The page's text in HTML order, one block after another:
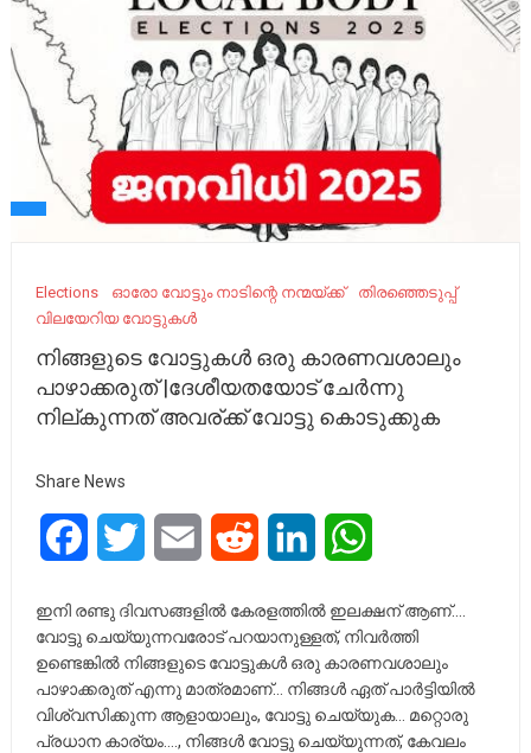
Elections ഓരോ വോട്ടും നാടിന്റെ നന്മയ്ക്ക്
തിരഞ്ഞെടുപ്പ്
വിലയേറിയ വോട്ടുകൾ
നിങ്ങളുടെ വോട്ടുകൾ ഒരു കാരണവശാലും
പാഴാക്കരുത് |ദേശീയതയോട് ചേർന്നു
നില്കുന്നത് അവര്ക്ക് വോട്ടു കൊടുക്കുക
Share News
FacebookTwitter Email Reddit LinkedIn
ഇനി രണ്ടു ദിവസങ്ങളിൽ കേരളത്തിൽ ഇലക്ഷന് ആണ്….
വോട്ടു ചെയ്യുന്നവരോട് പറയാനുള്ളത്, നിവർത്തി
ഉണ്ടെങ്കിൽ നിങ്ങളുടെ വോട്ടുകൾ ഒരു കാരണവശാലും
പാഴാക്കരുത് എന്നു മാത്രമാണ്… നിങ്ങൾ ഏത് പാർട്ടിയിൽ
വിശ്വസിക്കുന്ന ആളായാലും, വോട്ടു ചെയ്യുക… മറ്റൊരു
പ്രധാന കാര്യം…., നിങ്ങൾ വോട്ടു ചെയ്യുന്നത്, കേവലം